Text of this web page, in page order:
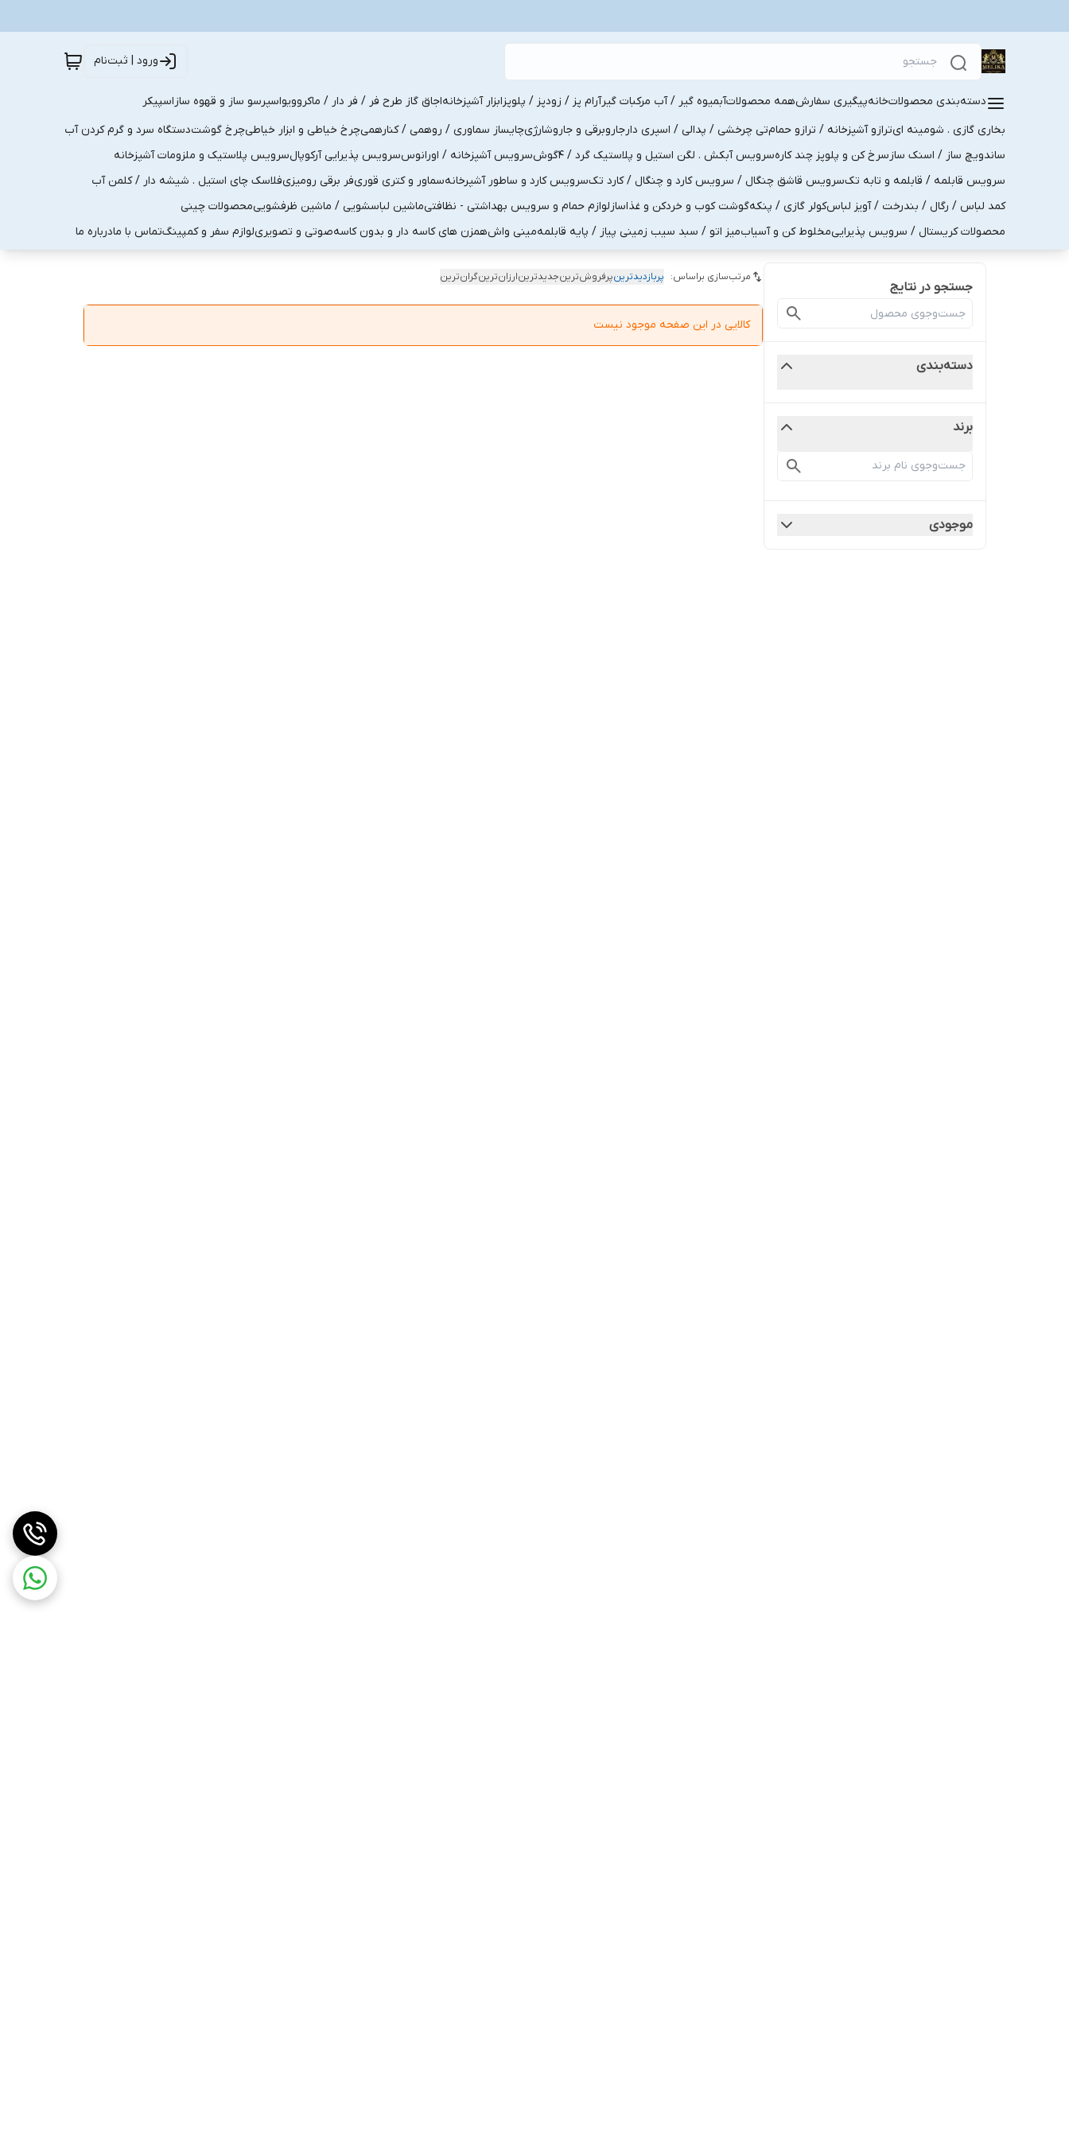
ورود | ثبت‌نام
دسته‌بندی محصولاتخانهپیگیری سفارشهمه محصولاتآبمیوه گیر / آب مرکبات گیرآرام پز / زودپز / پلوپزابزار آشپزخانهاجاق گاز طرح فر / فر دار / ماکروویواسپرسو ساز و قهوه سازاسپیکر
بخاری گازی . شومینه ایترازو آشپزخانه / ترازو حمامتی چرخشی / پدالی / اسپری دارجاروبرقی و جاروشارژیچایساز سماوری / روهمی / کنارهمیچرخ خیاطی و ابزار خیاطیچرخ گوشتدستگاه سرد و گرم کردن آب
ساندویچ ساز / اسنک سازسرخ کن و پلوپز چند کارهسرویس آبکش . لگن استیل و پلاستیک گرد / 4گوش سرویس آشپزخانه / اورانوسسرویس پذیرایی آرکوپالسرویس پلاستیک و ملزومات آشپزخانه
سرویس قابلمه / قابلمه و تابه تکسرویس قاشق چنگال / سرویس کارد و چنگال / کارد تکسرویس کارد و ساطور آشپرخانهسماور و کتری قوریفر برقی رومیزیفلاسک چای استیل . شیشه دار / کلمن آب
کمد لباس / رگال / بندرخت / آویز لباسکولر گازی / پنکهگوشت کوب و خردکن و غذاسازلوازم حمام و سرویس بهداشتی - نظافتیماشین لباسشویی / ماشین ظرفشوییمحصولات چینی
محصولات کریستال / سرویس پذیراییمخلوط کن و آسیابمیز اتو / سبد سیب زمینی پیاز / پایه قابلمهمینی واشهمزن های کاسه دار و بدون کاسهصوتی و تصویریلوازم سفر و کمپینگتماس با مادرباره ما
جستجو در نتایج
دسته‌بندی
برند
موجودی
مرتب‌سازی براساس: پربازدیدترینپرفروش‌ترینجدیدترینارزان‌ترینگران‌ترین
کالایی در این صفحه موجود نیست